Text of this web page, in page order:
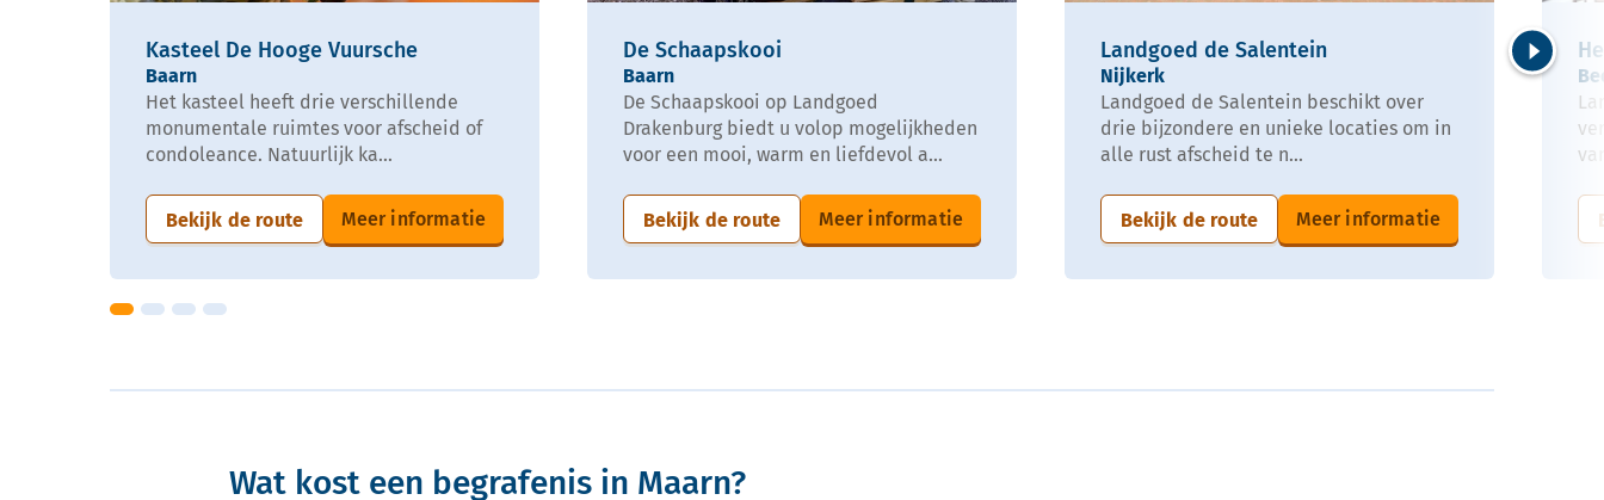
Kasteel De Hooge Vuursche
Baarn
Het kasteel heeft drie verschillende
monumentale ruimtes voor afscheid of
condoleance. Natuurlijk ka...
Bekijk de route Meer informatie
De Schaapskooi
Baarn
De Schaapskooi op Landgoed
Drakenburg biedt u volop mogelijkheden
voor een mooi, warm en liefdevol a...
Bekijk de route Meer informatie
Landgoed de Salentein
Nijkerk
Landgoed de Salentein beschikt over
drie bijzondere en unieke locaties om in
alle rust afscheid te n...
Bekijk de route Meer informatie
Volgende
Wat kost een begrafenis in Maarn?